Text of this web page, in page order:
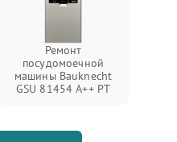
Ремонт
посудомоечной
машины Bauknecht
GSU 81454 A++ PT